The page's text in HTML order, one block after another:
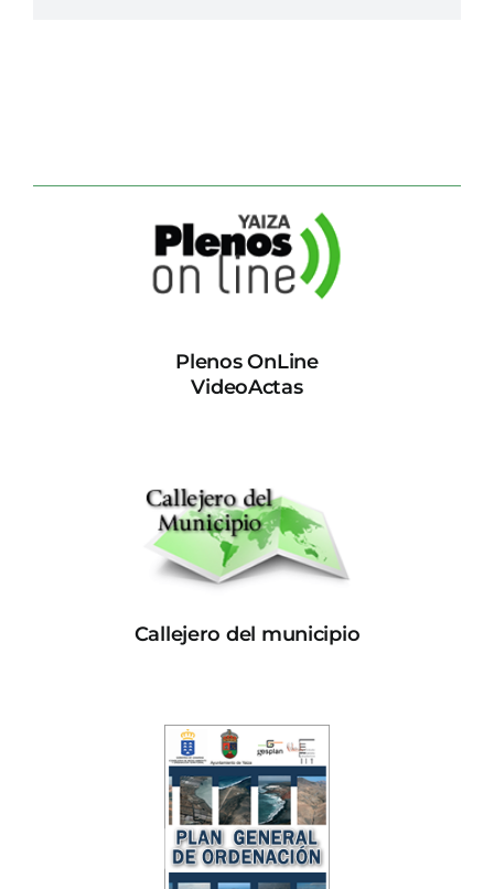
Plenos OnLine
VideoActas
Callejero del municipio